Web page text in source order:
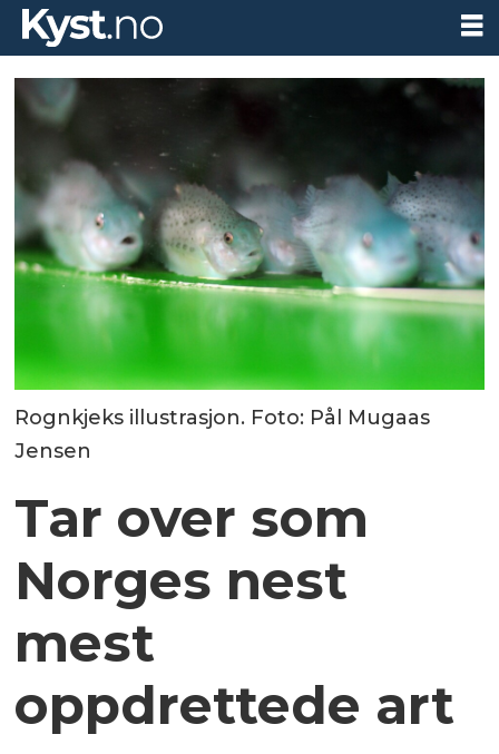
Rognkjeks illustrasjon. Foto: Pål Mugaas
Jensen
Tar over som
Norges nest
mest
oppdrettede art